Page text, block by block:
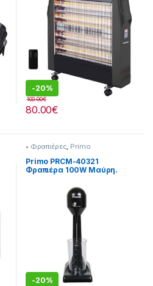
-20%
80.00€
100.00€
• Φραπιέρες Primo
Primo PRCM-40321
Φραπιέρα 100W Μαύρη.
-20%